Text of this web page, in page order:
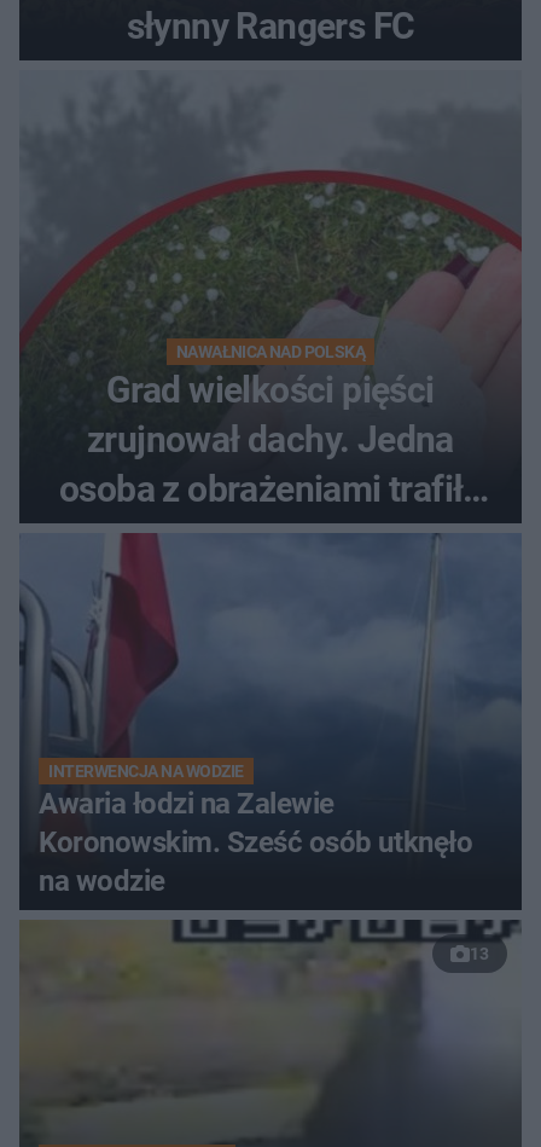
słynny Rangers FC
NAWAŁNICA NAD POLSKĄ
Grad wielkości pięści
zrujnował dachy. Jedna
osoba z obrażeniami trafiła
do szpitala
INTERWENCJA NA WODZIE
Awaria łodzi na Zalewie
Koronowskim. Sześć osób utknęło
na wodzie
13